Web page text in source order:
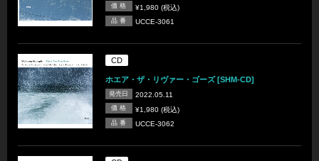
価 格 ¥1,980 (税込)
品 番 UCCE-3061
CD
ホエア・ザ・リヴァー・ゴーズ [SHM-CD]
発売日 2022.05.11
価 格 ¥1,980 (税込)
品 番 UCCE-3062